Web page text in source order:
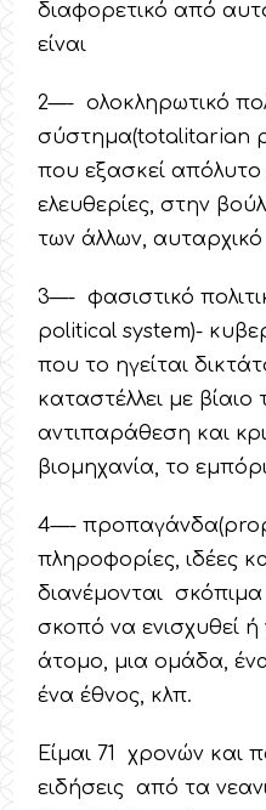
διαφορετικό από
είναι
2—- ολοκληρωτικό
σύστημα(totalitarian
που εξασκεί απόλυτο
ελευθερίες, στην
των άλλων, αυταρχικό
3—- φασιστικό
political system)-
που το ηγείται
καταστέλλει με
αντιπαράθεση και
βιομηχανία, το
4—-
πληροφορίες, ιδέες
διανέμονται
σκοπό να ενισχυθεί
άτομο, μια ομάδα,
ένα έθνος, κλπ.
Είμαι 71 χρονών και
ειδήσεις από τα